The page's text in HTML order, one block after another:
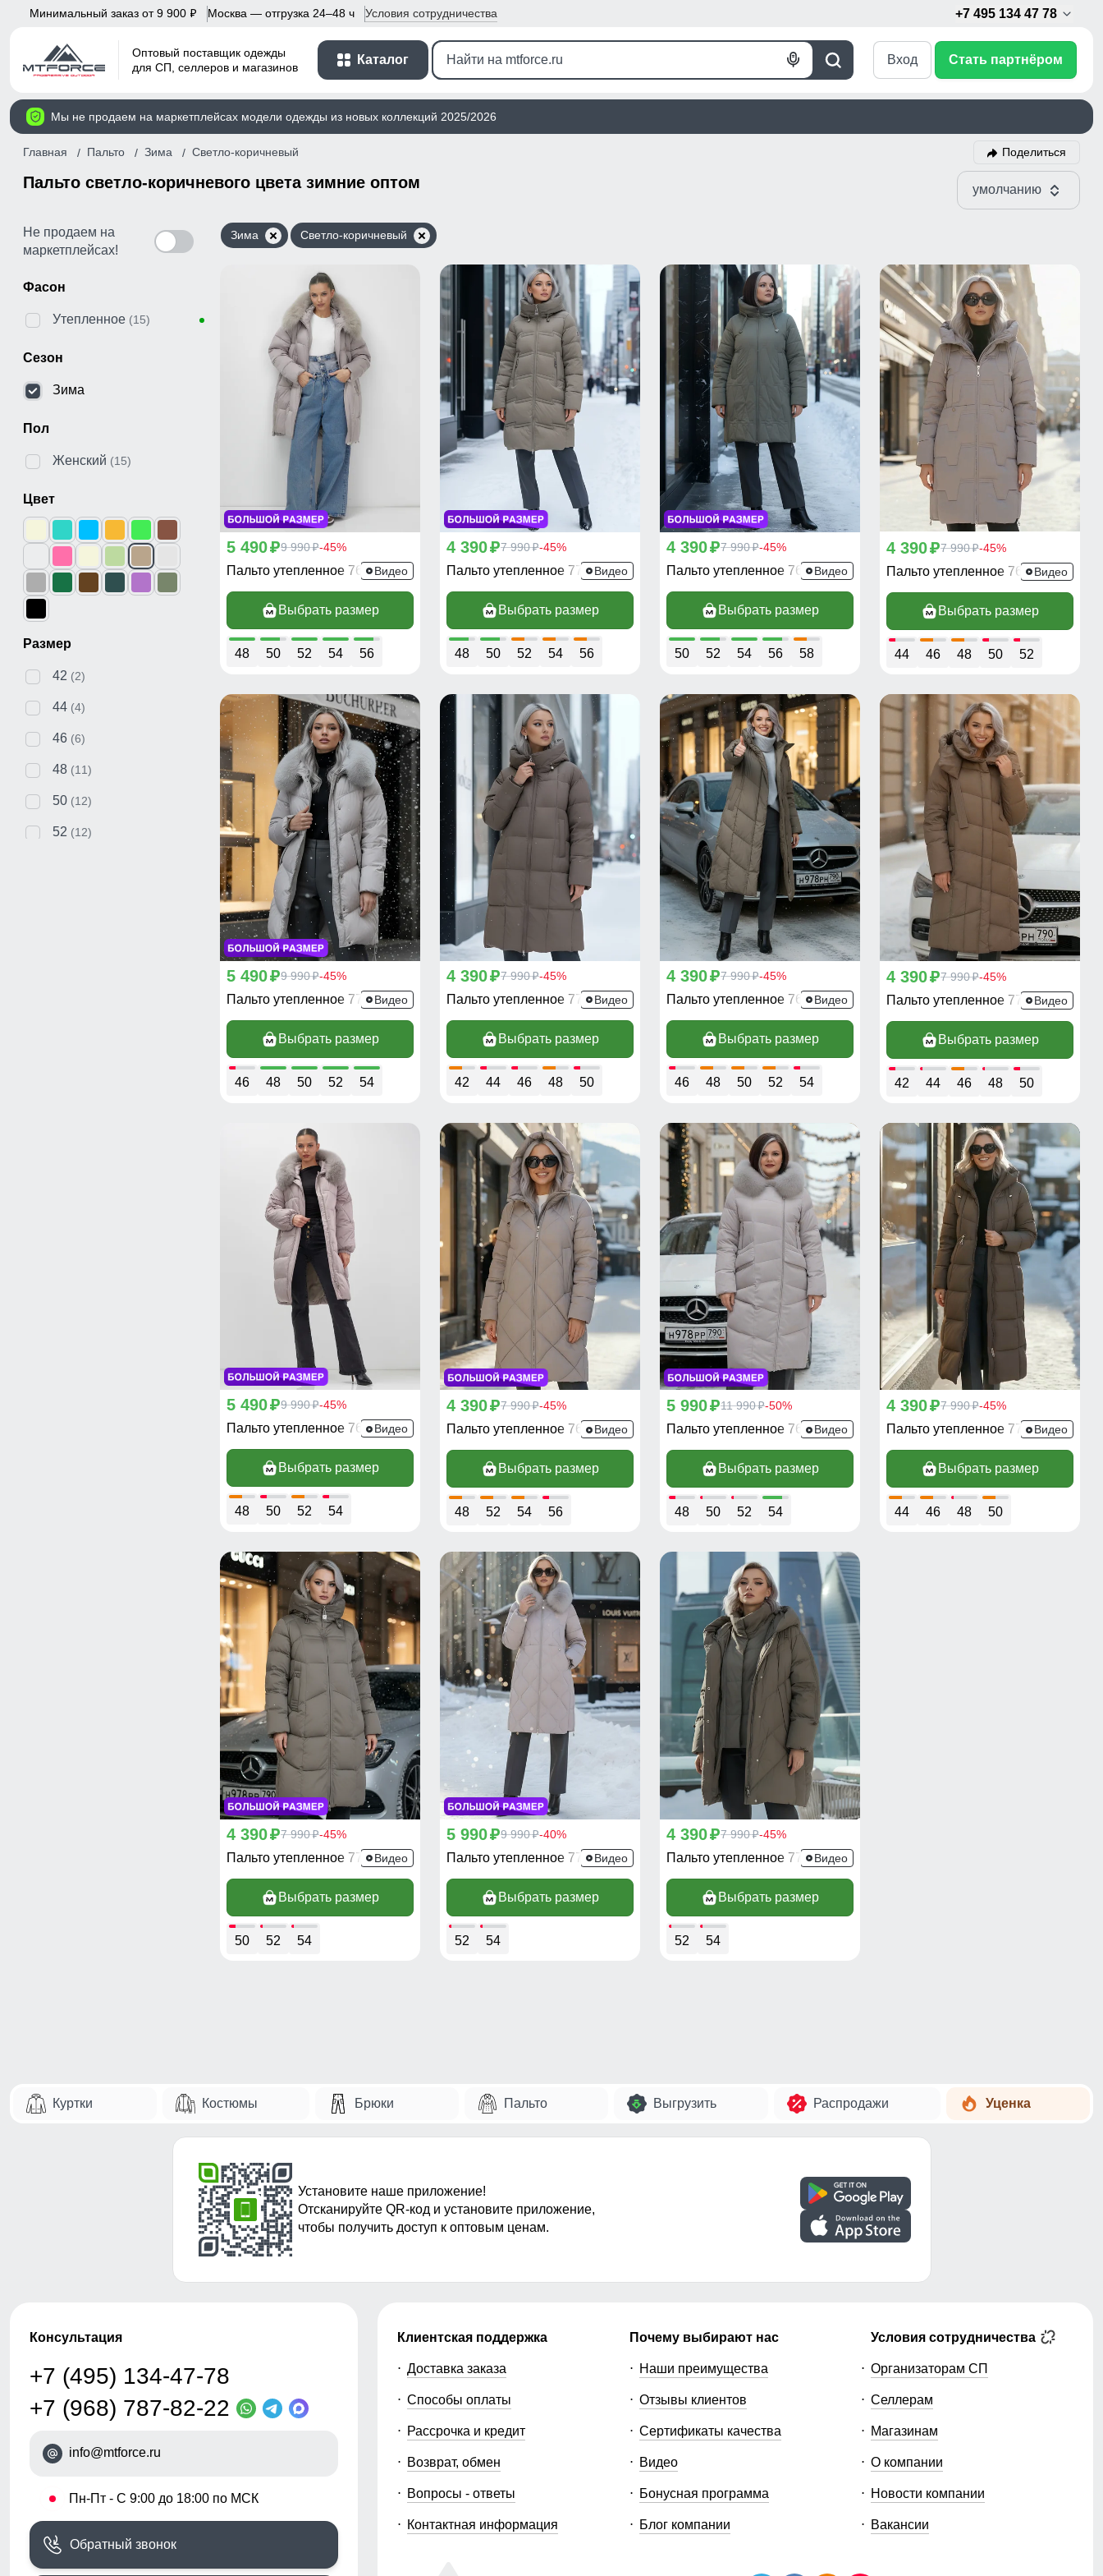
Минимальный заказ от 9 900 p Москва — отгрузка 24–48 ч Условия сотрудничества +7 495 134 47 78
Оптовый поставщик одежды
для СП, селлеров и магазинов
Каталог
Поиск
Голосовой
Вход Стать партнёром
Мы не продаем на маркетплейсах модели одежды из новых коллекций 2025/2026
Главная Пальто Зима Светло-коричневый Поделиться
Пальто светло-коричневого цвета зимние оптом умолчанию
Не продаем на
маркетплейсах!
Фасон
Утепленное (15)
Сезон
Зима
Пол
Женский (15)
Цвет
Размер
42 (2)
44 (4)
46 (6)
48 (11)
50 (12)
52 (12)
Зима Светло-коричневый
5 490p9 990p-45%
Пальто утепленное 7630SK
Видео
Выбрать размер
48 50 52 54 56
4 390p7 990p-45%
Пальто утепленное 7779SK
Видео
Выбрать размер
48 50 52 54 56
4 390p7 990p-45%
Пальто утепленное 7699SK
Видео
Выбрать размер
50 52 54 56 58
4 390p7 990p-45%
Пальто утепленное 7638SK
Видео
Выбрать размер
44 46 48 50 52
5 490p9 990p-45%
Пальто утепленное 7745SK
Видео
Выбрать размер
46 48 50 52 54
4 390p7 990p-45%
Пальто утепленное 7741SK
Видео
Выбрать размер
42 44 46 48 50
4 390p7 990p-45%
Пальто утепленное 7628SK
Видео
Выбрать размер
46 48 50 52 54
4 390p7 990p-45%
Пальто утепленное 7748SK
Видео
Выбрать размер
42 44 46 48 50
5 490p9 990p-45%
Пальто утепленное 7629SK
Видео
Выбрать размер
48 50 52 54
4 390p7 990p-45%
Пальто утепленное 7637SK
Видео
Выбрать размер
48 52 54 56
5 990p11 990p-50%
Пальто утепленное 7626SK
Видео
Выбрать размер
48 50 52 54
4 390p7 990p-45%
Пальто утепленное 7729SK
Видео
Выбрать размер
44 46 48 50
4 390p7 990p-45%
Пальто утепленное 7702SK
Видео
Выбрать размер
50 52 54
5 990p9 990p-40%
Пальто утепленное 7753SK
Видео
Выбрать размер
52 54
4 390p7 990p-45%
Пальто утепленное 7732SK
Видео
Выбрать размер
52 54
Куртки Костюмы Брюки Пальто Выгрузить Распродажи Уценка
Установите наше приложение!
Отсканируйте QR-код и установите приложение,
чтобы получить доступ к оптовым ценам.
Консультация
+7 (495) 134-47-78
+7 (968) 787-82-22
info@mtforce.ru
• Пн-Пт - С 9:00 до 18:00 по МСК
Обратный звонок
Клиентская поддержка
Доставка заказа
Способы оплаты
Рассрочка и кредит
Возврат, обмен
Вопросы - ответы
Контактная информация
Почему выбирают нас
Наши преимущества
Отзывы клиентов
Сертификаты качества
Видео
Бонусная программа
Блог компании
Условия сотрудничества
Организаторам СП
Селлерам
Магазинам
О компании
Новости компании
Вакансии